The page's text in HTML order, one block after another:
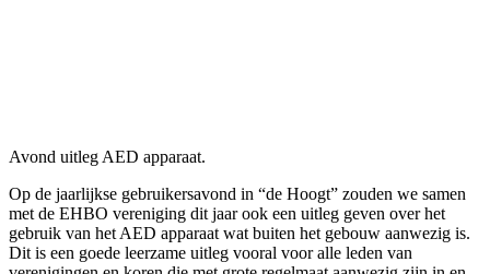
Avond uitleg AED apparaat.
Op de jaarlijkse gebruikersavond in “de Hoogt” zouden we samen
met de EHBO vereniging dit jaar ook een uitleg geven over het
gebruik van het AED apparaat wat buiten het gebouw aanwezig is.
Dit is een goede leerzame uitleg vooral voor alle leden van